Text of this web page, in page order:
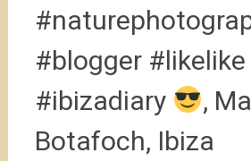
#blogger #likelike
#ibizadiary
,
Botafoch, Ibiza